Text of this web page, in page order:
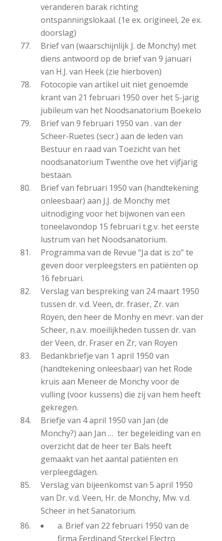
veranderen barak richting
ontspanningslokaal. (1e ex. origineel, 2e ex.
doorslag)
Brief van (waarschijnlijk J. de Monchy) met
diens antwoord op de brief van 9 januari
van H.J. van Heek (zie hierboven)
Fotocopie van artikel uit niet genoemde
krant van 21 februari 1950 over het 5-jarig
jubileum van het Noodsanatorium Boekelo
Brief van 9 februari 1950 van . van der
Scheer-Ruetes (secr.) aan de leden van
Bestuur en raad van Toezicht van het
noodsanatorium Twenthe ove het vijfjarig
bestaan.
Brief van februari 1950 van (handtekening
onleesbaar) aan J.J. de Monchy met
uitnodiging voor het bijwonen van een
toneelavondop 15 februari t.g.v. het eerste
lustrum van het Noodsanatorium.
Programma van de Revue “Ja dat is zo” te
geven door verpleegsters en patiënten op
16 februari.
Verslag van bespreking van 24 maart 1950
tussen dr. v.d. Veen, dr. fraser, Zr. van
Royen, den heer de Monhy en mevr. van der
Scheer, n.a.v. moeilijkheden tussen dr. van
der Veen, dr. Fraser en Zr, van Royen
Bedankbriefje van 1 april 1950 van
(handtekening onleesbaar) van het Rode
kruis aan Meneer de Monchy voor de
vulling (voor kussens) die zij van hem heeft
gekregen.
Briefje van 4 april 1950 van Jan (de
Monchy?) aan Jan … ter begeleiding van en
overzicht dat de heer ter Bals heeft
gemaakt van het aantal patiënten en
verpleegdagen.
Verslag van bijeenkomst van 5 april 1950
van Dr. v.d. Veen, Hr. de Monchy, Mw. v.d.
Scheer in het Sanatorium.
a. Brief van 22 februari 1950 van de
firma Ferdinand Sterckel Electro